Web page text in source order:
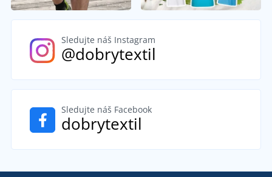
Sledujte náš Instagram
@dobrytextil
Sledujte náš Facebook
dobrytextil